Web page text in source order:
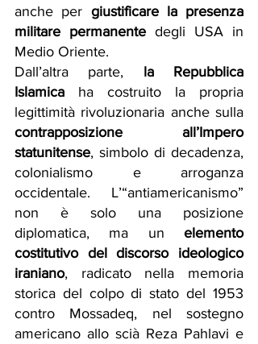
anche per giustificare la presenza
militare permanente degli USA in
Medio Oriente.
Dall’altra parte, la Repubblica
Islamica ha costruito la propria
contrapposizione all’Impero
statunitense, simbolo di decadenza,
colonialismo e arroganza
occidentale. L’“antiamericanismo”
non è solo una posizione
diplomatica, ma un elemento
costitutivo del discorso ideologico
iraniano, radicato nella memoria
storica del colpo di stato del 1953
contro Mossadeq, nel sostegno
americano allo scià Reza Pahlavi e